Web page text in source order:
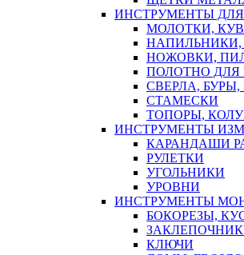
ИНСТРУМЕНТЫ
МОЛОТКИ,
НОЖОВКИ,
ПОЛОТНО
СВЕРЛА,
СТАМЕСКИ
ТОПОРЫ,
ИНСТРУМЕНТЫ
КАРАНДАШИ
РУЛЕТКИ
УГОЛЬНИКИ
УРОВНИ
ИНСТРУМЕНТЫ
БОКОРЕЗЫ,
КЛЮЧИ